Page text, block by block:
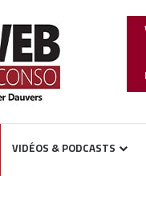
VIDÉOS & PODCASTS